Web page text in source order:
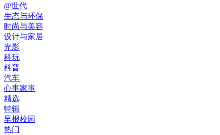
@世代
生态与环保
时尚与美容
设计与家居
光影
科玩
科普
汽车
心事家事
精选
特辑
早报校园
热门